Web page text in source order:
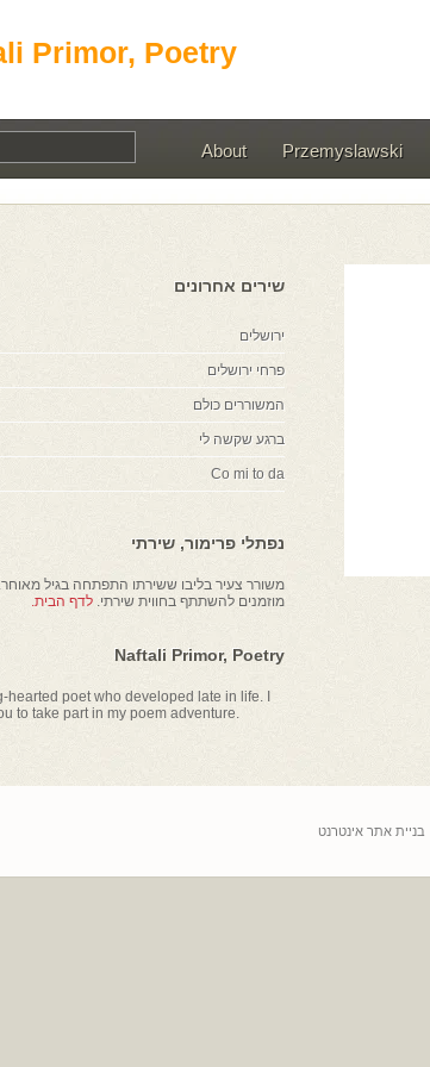
Primor, Poetry
Przemyslawski
About
שירים אחרונים
ירושלים
פרחי ירושלים
המשוררים כולם
ברגע שקשה לי
Co mi to da
נפתלי פרימור, שירתי
משורר צעיר בליבו ששירתו התפתחה בגיל מאוחר.
מוזמנים להשתתף בחווית שירתי. לדף הבית.
Naftali Primor, Poetry
hearted poet who developed late in life. I
to take part in my poem adventure.
בניית אתר אינטרנט